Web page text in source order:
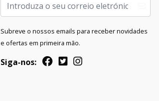
Subreve o nossos emails para receber novidades
e ofertas em primeira mão.
Siga-nos: